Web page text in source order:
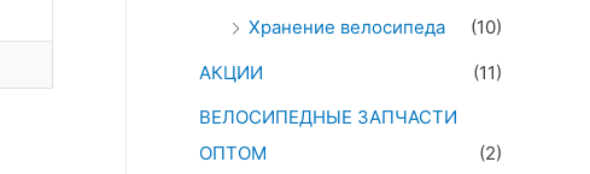
Хранение велосипеда
(10)
АКЦИИ
(11)
ВЕЛОСИПЕДНЫЕ ЗАПЧАСТИ
ОПТОМ
(2)